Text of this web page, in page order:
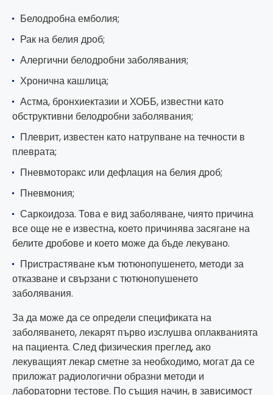
Белодробна емболия;
Рак на белия дроб;
Алергични белодробни заболявания;
Хронична кашлица;
Астма, бронхиектазии и ХОББ, известни като
обструктивни белодробни заболявания;
Плеврит, известен като натрупване на течности в
плеврата;
Пневмоторакс или дефлация на белия дроб;
Пневмония;
Саркоидоза. Това е вид заболяване, чиято причина
все още не е известна, което причинява засягане на
белите дробове и което може да бъде лекувано.
Пристрастяване към тютюнопушенето, методи за
отказване и свързани с тютюнопушенето
заболявания.
За да може да се определи спецификата на
заболяването, лекарят първо изслушва оплакванията
на пациента. След физическия преглед, ако
лекуващият лекар сметне за необходимо, могат да се
приложат радиологични образни методи и
лабораторни тестове. По същия начин, в зависимост